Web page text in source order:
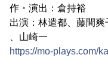
作・演出：倉持裕
出演：林遣都、藤間
、山崎一
https://mo-plays.com/